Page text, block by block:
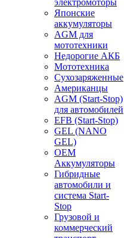
электромоторы
Японские
аккумуляторы
AGM для
мототехники
Недорогие АКБ
Мототехника
Сухозаряженные
Американцы
AGM (Start-Stop)
для автомобилей
EFB (Start-Stop)
GEL (NANO
GEL)
OEM
Аккумуляторы
Гибридные
автомобили и
система Start-
Stop
Грузовой и
коммерческий